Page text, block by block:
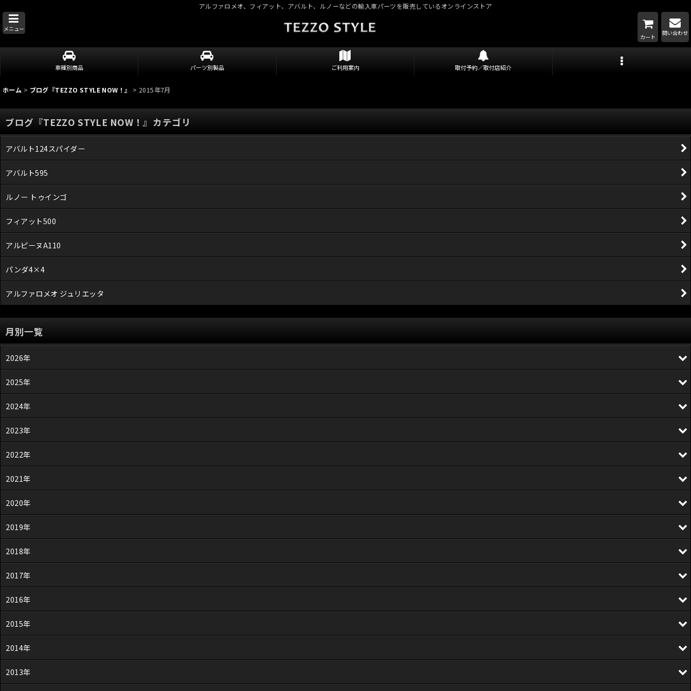
アルファロメオ、フィアット、アバルト、ルノーなどの輸入車パーツを販売しているオンラインストア
メニュー
カート
問い合わせ
車種別商品 パーツ別製品 ご利用案内 取付予約／取付店紹介
ホーム > ブログ『TEZZO STYLE NOW！』 > 2015年7月
ブログ『TEZZO STYLE NOW！』カテゴリ
アバルト124スパイダー
アバルト595
ルノー トゥインゴ
フィアット500
アルピーヌA110
パンダ4×4
アルファロメオ ジュリエッタ
月別一覧
2026年
2025年
2024年
2023年
2022年
2021年
2020年
2019年
2018年
2017年
2016年
2015年
2014年
2013年